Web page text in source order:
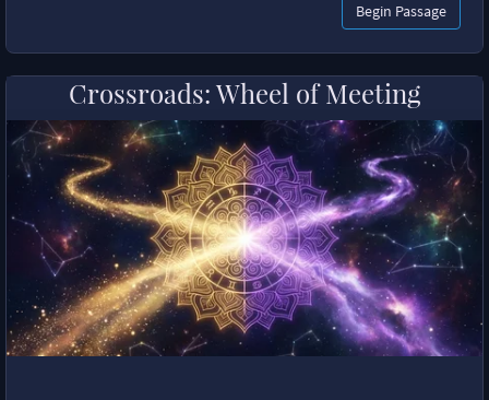
Begin Passage
Crossroads: Wheel of Meeting